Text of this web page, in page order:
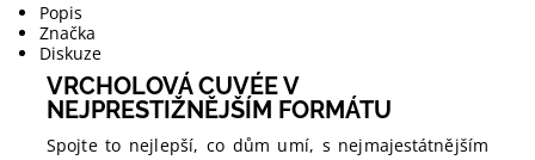
Popis
Značka
Diskuze
VRCHOLOVÁ CUVÉE V
NEJPRESTIŽNĚJŠÍM FORMÁTU
Spojte to nejlepší, co dům umí, s nejmajestátnějším